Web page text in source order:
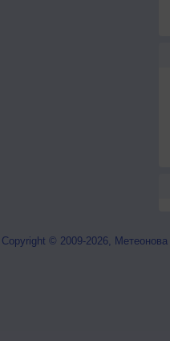
Copyright © 2009-2026, Метеонова